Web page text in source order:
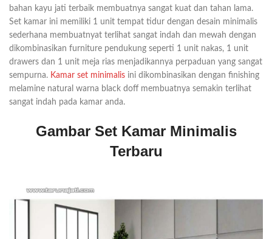
bahan kayu jati terbaik membuatnya sangat kuat dan tahan lama.
Set kamar ini memiliki 1 unit tempat tidur dengan desain minimalis
sederhana membuatnyat terlihat sangat indah dan mewah dengan
dikombinasikan furniture pendukung seperti 1 unit nakas, 1 unit
drawers dan 1 unit meja rias menjadikannya perpaduan yang sangat
sempurna. Kamar set minimalis ini dikombinasikan dengan finishing
melamine natural warna black doff membuatnya semakin terlihat
sangat indah pada kamar anda.
Gambar Set Kamar Minimalis
Terbaru